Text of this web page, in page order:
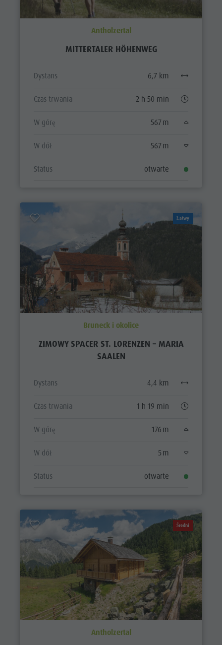
Antholzertal
MITTERTALER HÖHENWEG
Dystans 6,7 km
Czas trwania 2 h 50 min
W górę 567 m
W dół 567 m
Status otwarte
Łatwy
Bruneck i okolice
ZIMOWY SPACER ST. LORENZEN – MARIA
SAALEN
Dystans 4,4 km
Czas trwania 1 h 19 min
W górę 176 m
W dół 5 m
Status otwarte
Średni
Antholzertal